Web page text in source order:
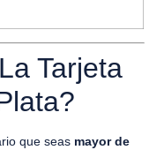
Tarjeta
que seas mayor de